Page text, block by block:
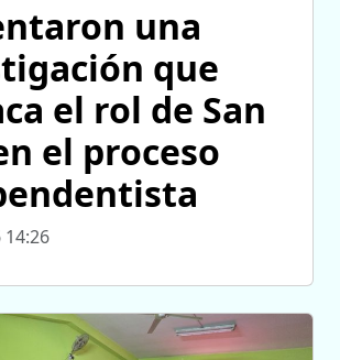
una
que
el rol de San
el proceso